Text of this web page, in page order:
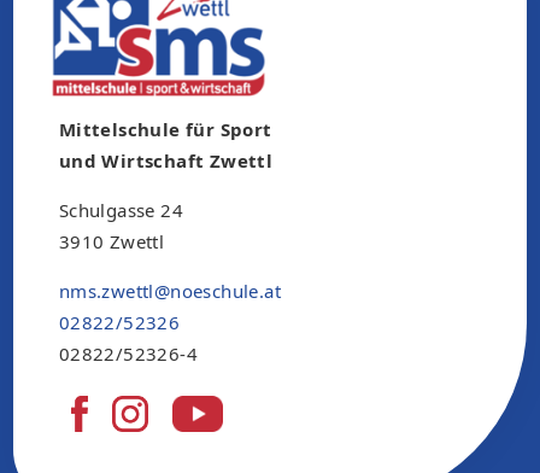
Mittelschule für Sport
und Wirtschaft Zwettl
Schulgasse 24
3910 Zwettl
nms.zwettl@noeschule.at
02822/52326
02822/52326-4